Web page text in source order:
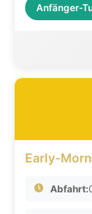
Anfänger-
Early-
Abfahrt: